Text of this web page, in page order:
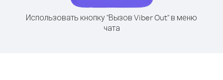
Использовать кнопку "Вызов Viber Out" в меню
чата